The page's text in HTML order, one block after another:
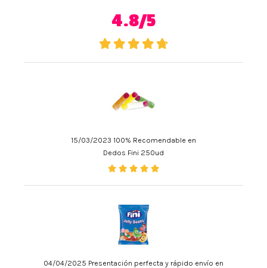
4.8/5
15/03/2023 100% Recomendable en
Dedos Fini 250ud
04/04/2025 Presentación perfecta y rápido envío en